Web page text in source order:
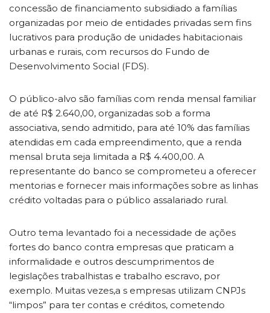
concessão de financiamento subsidiado a famílias
organizadas por meio de entidades privadas sem fins
lucrativos para produção de unidades habitacionais
urbanas e rurais, com recursos do Fundo de
Desenvolvimento Social (FDS).
O público-alvo são famílias com renda mensal familiar
de até R$ 2.640,00, organizadas sob a forma
associativa, sendo admitido, para até 10% das famílias
atendidas em cada empreendimento, que a renda
mensal bruta seja limitada a R$ 4.400,00. A
representante do banco se comprometeu a oferecer
mentorias e fornecer mais informações sobre as linhas
crédito voltadas para o público assalariado rural.
Outro tema levantado foi a necessidade de ações
fortes do banco contra empresas que praticam a
informalidade e outros descumprimentos de
legislações trabalhistas e trabalho escravo, por
exemplo. Muitas vezes,a s empresas utilizam CNPJs
“limpos” para ter contas e créditos, cometendo